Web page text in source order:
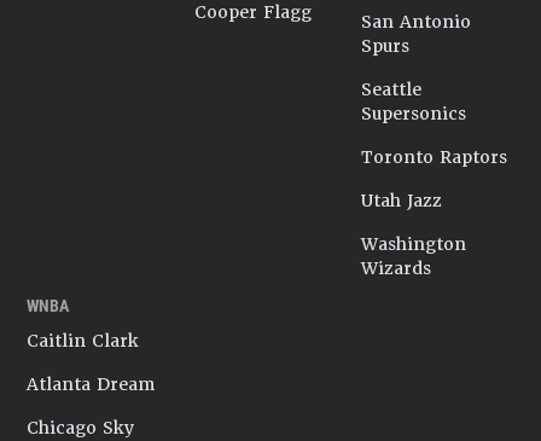
Cooper Flagg
San Antonio
Spurs
Seattle
Supersonics
Toronto Raptors
Utah Jazz
Washington
Wizards
WNBA
Caitlin Clark
Atlanta Dream
Chicago Sky